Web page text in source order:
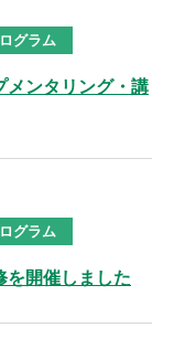
グラム
メンタリング・講
グラム
を開催しました